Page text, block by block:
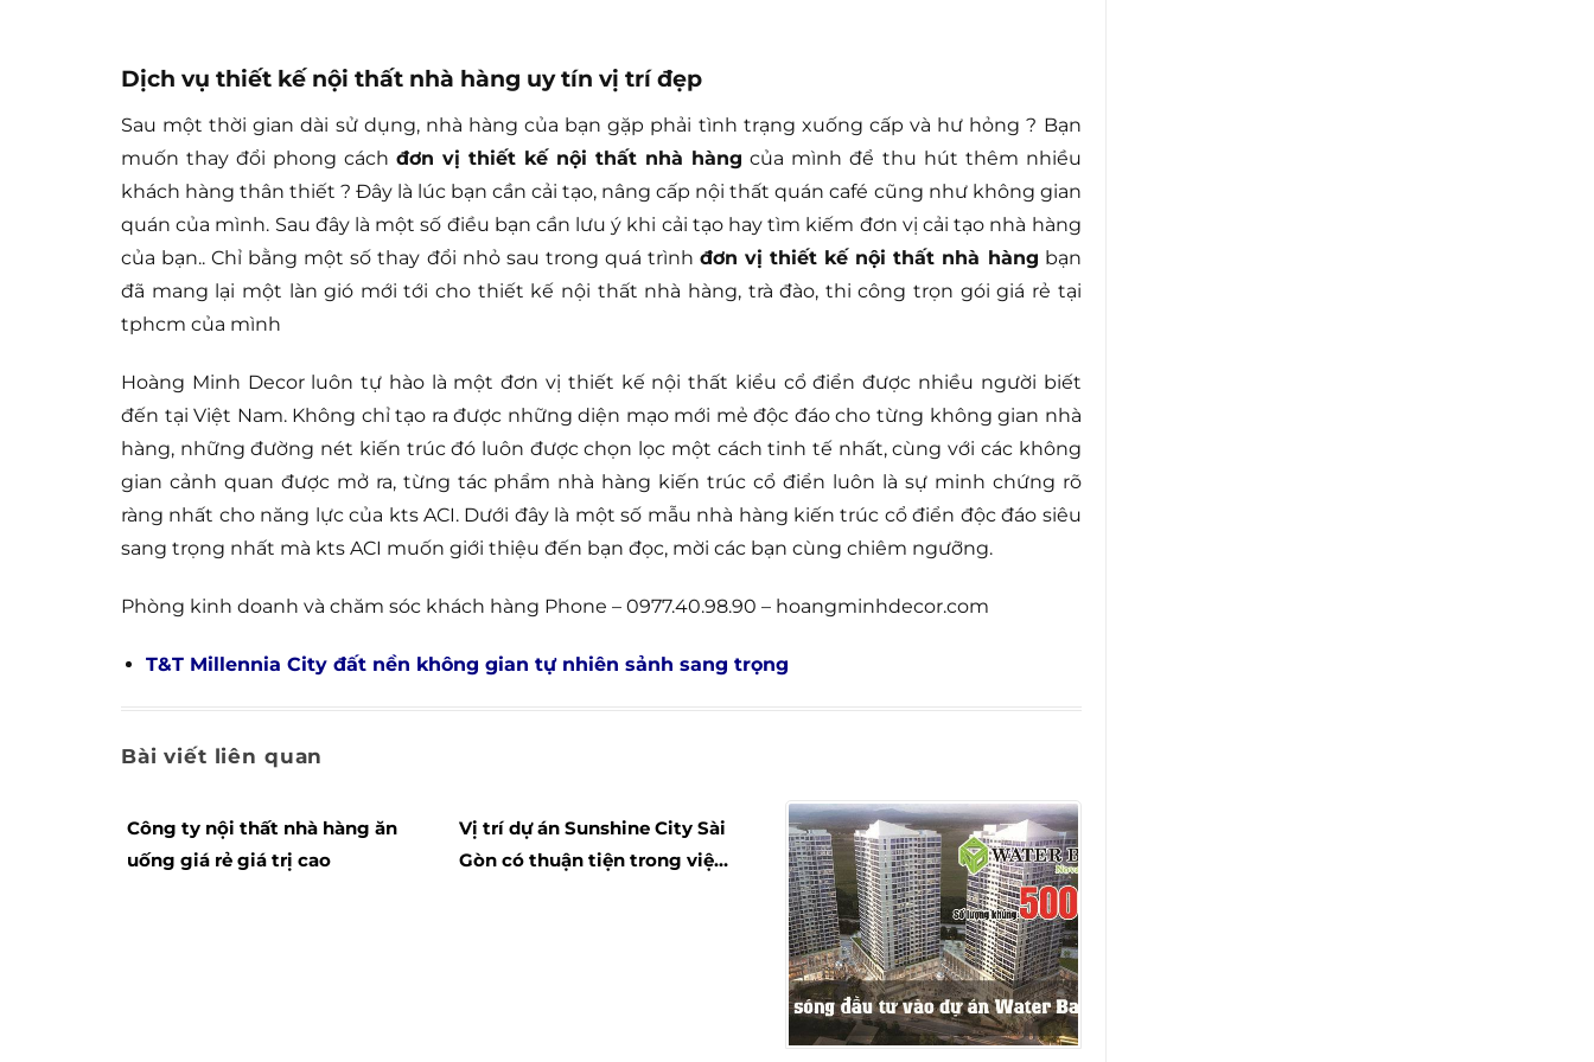
Dịch vụ thiết kế nội thất nhà hàng uy tín vị trí đẹp
Sau một thời gian dài sử dụng, nhà hàng của bạn gặp phải tình trạng xuống cấp và hư hỏng ? Bạn
muốn thay đổi phong cáchđơn vị thiết kế nội thất nhà hàng của mình để thu hút thêm nhiều
khách hàng thân thiết ? Đây là lúc bạn cần cải tạo, nâng cấp nội thất quán café cũng như không gian
quán của mình. Sau đây là một số điều bạn cần lưu ý khi cải tạo hay tìm kiếm đơn vị cải tạo nhà hàng
của bạn.. Chỉ bằng một số thay đổi nhỏ sau trong quá trình đơn vị thiết kế nội thất nhà hàng bạn
đã mang lại một làn gió mới tới cho thiết kế nội thất nhà hàng, trà đào, thi công trọn gói giá rẻ tại
tphcm của mình
Hoàng Minh Decor luôn tự hào là một đơn vị thiết kế nội thất kiểu cổ điển được nhiều người biết
đến tại Việt Nam. Không chỉ tạo ra được những diện mạo mới mẻ độc đáo cho từng không gian nhà
hàng, những đường nét kiến trúc đó luôn được chọn lọc một cách tinh tế nhất, cùng với các không
gian cảnh quan được mở ra, từng tác phẩm nhà hàng kiến trúc cổ điển luôn là sự minh chứng rõ
ràng nhất cho năng lực của kts ACI. Dưới đây là một số mẫu nhà hàng kiến trúc cổ điển độc đáo siêu
sang trọng nhất mà kts ACI muốn giới thiệu đến bạn đọc, mời các bạn cùng chiêm ngưỡng.
Phòng kinh doanh và chăm sóc khách hàng Phone – 0977.40.98.90 – hoangminhdecor.com
T&T Millennia City đất nền không gian tự nhiên sảnh sang trọng
Bài viết liên quan
Công ty nội thất nhà hàng ăn
uống giá rẻ giá trị cao
Vị trí dự án Sunshine City Sài
Gòn có thuận tiện trong việc